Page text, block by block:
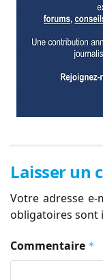
Laisser un
Votre adresse e-
obligatoires sont
Commentaire *